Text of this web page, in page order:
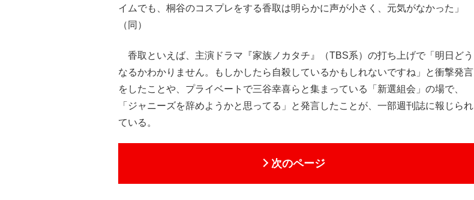
イムでも、桐谷のコスプレをする香取は明らかに声が小さく、元気がなかった」
（同）
香取といえば、主演ドラマ『家族ノカタチ』（TBS系）の打ち上げで「明日どう
なるかわかりません。もしかしたら自殺しているかもしれないですね」と衝撃発言
をしたことや、プライベートで三谷幸喜らと集まっている「新選組会」の場で、
「ジャニーズを辞めようかと思ってる」と発言したことが、一部週刊誌に報じられ
ている。
次のページ